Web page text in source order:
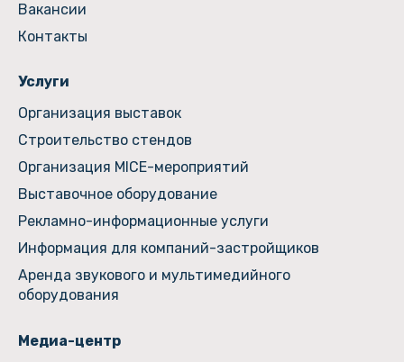
Вакансии
Контакты
Услуги
Организация выставок
Строительство стендов
Организация MICE-мероприятий
Выставочное оборудование
Рекламно-информационные услуги
Информация для компаний-застройщиков
Аренда звукового и мультимедийного
оборудования
Медиа-центр